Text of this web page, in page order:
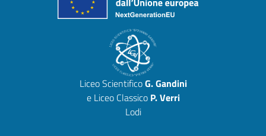
Liceo ScientificoG. Gandini
e Liceo Classico P. Verri
Lodi